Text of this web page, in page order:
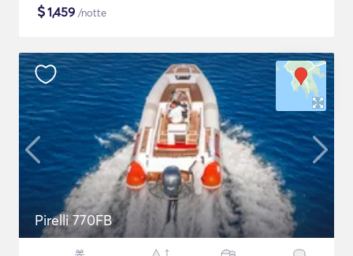
$1,459 /notte
Pirelli 770FB